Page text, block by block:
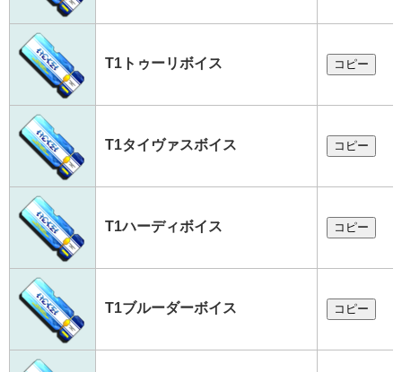
T1トゥーリボイス コピー
T1タイヴァスボイス コピー
T1ハーディボイス コピー
T1ブルーダーボイス コピー